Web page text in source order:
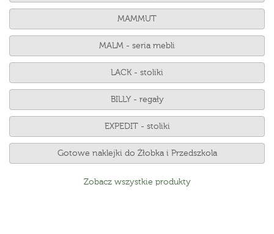
MAMMUT
MALM - seria mebli
LACK - stoliki
BILLY - regały
EXPEDIT - stoliki
Gotowe naklejki do Żłobka i Przedszkola
Zobacz wszystkie produkty